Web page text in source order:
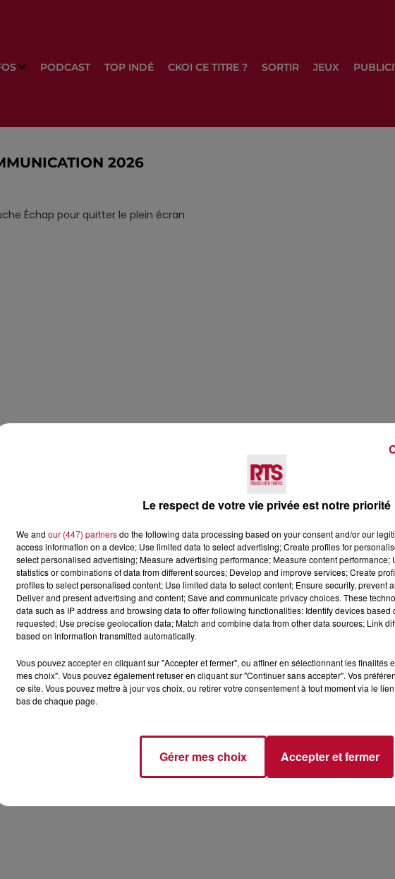
PODCAST TOP INDÉ CKOI CE TITRE ? SORTIR JEUX
2026
Échap pour quitter le plein écran
Le respect de votre vie privée est notre priorité
We and our (447) partnersdo the following data processing based on your consent and/or our
access information on a device; Use limited data to select advertising; Create profiles for
select personalised advertising; Measure advertising performance; Measure content performance;
statistics or combinations of data from different sources; Develop and improve services; Create
profiles to select personalised content; Use limited data to select content; Ensure security, prevent
Deliver and present advertising and content; Save and communicate privacy choices. These
data such as IP address and browsing data to offer following functionalities: Identify devices based
requested; Use precise geolocation data; Match and combine data from other data sources; Link
based on information transmitted automatically.
Vous pouvez accepter en cliquant sur "Accepter et fermer", ou affiner en sélectionnant les finalités
mes choix". Vous pouvez également refuser en cliquant sur "Continuer sans accepter". Vos
ce site. Vous pouvez mettre à jour vos choix, ou retirer votre consentement à tout moment via le
bas de chaque page.
Gérer mes choix Accepter et fermer